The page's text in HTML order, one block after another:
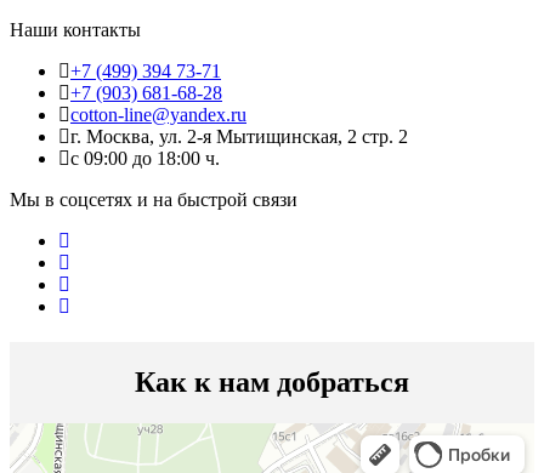
Наши контакты
+7 (499) 394 73-71
+7 (903) 681-68-28
cotton-line@yandex.ru
г. Москва, ул. 2-я Мытищинская, 2 стр. 2
с 09:00 до 18:00 ч.
Мы в соцсетях и на быстрой связи
Как к нам добраться